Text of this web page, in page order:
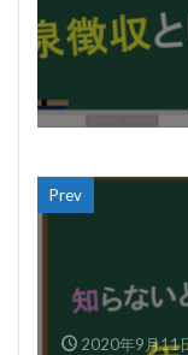
Prev
2020年9月11